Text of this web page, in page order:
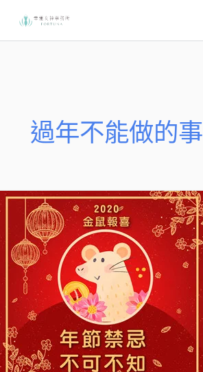
過年不能做的事
【2020
鼠】
年
節